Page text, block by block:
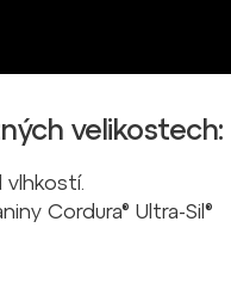
velikostech:
vlhkostí.
Cordura® Ultra-Sil®